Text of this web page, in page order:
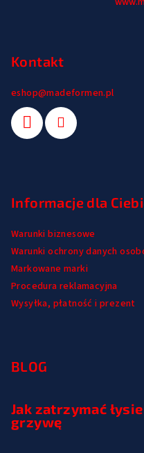
Kontakt
eshop@madeformen.pl
Informacje dla
Warunki biznesowe
Warunki ochrony danych
Markowane marki
Procedura reklamacyjna
Wysyłka, płatność i prezent
BLOG
Jak zatrzymać
grzywę